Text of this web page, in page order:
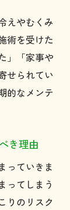
えやむくみ
術を受けた
」「家事や
せられてい
的なメンテ
き理由
っていきま
ってしまう
りのリスク